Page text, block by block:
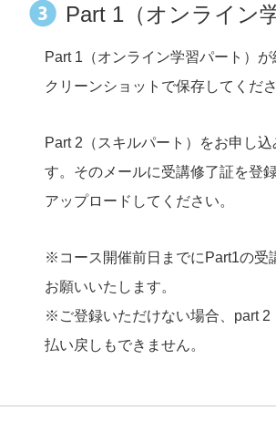
Part 1（オンライン
Part 1（オンライン学習パート）
クリーンショットで保存してくださ
Part 2（スキルパート）をお申し
す。そのメールに受講修了証を登
アップロードしてください。
※コース開催前日までにPart1の受
お願いいたします。
※ご登録いただけない場合、part 2
払い戻しもできません。